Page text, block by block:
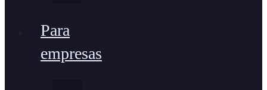
Para
empresas